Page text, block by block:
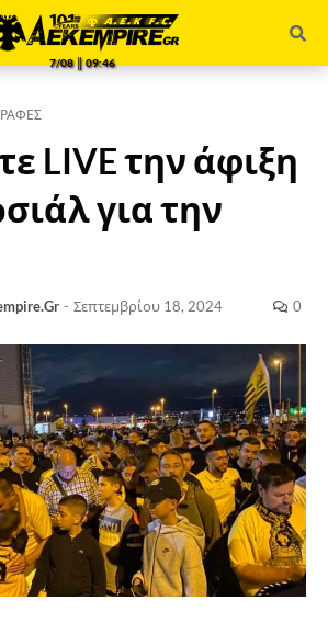
7/08 ║ 09:46
LIVE την άφιξη
για την
- Σεπτεμβρίου 18, 2024 0